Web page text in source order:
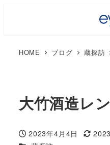
HOME ブログ 蔵探訪
大竹酒造レ
投稿日
2023年4月4日
更新日